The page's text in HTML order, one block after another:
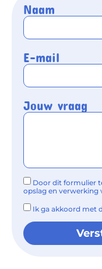
Naam
E-mail
Jouw vraag
Door dit formulier
opslag en verwerking
Ik ga akkoord met